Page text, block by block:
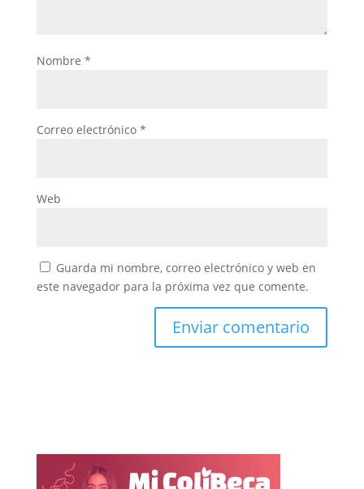
Nombre *
Correo electrónico *
Web
Guarda mi nombre, correo electrónico y web en
este navegador para la próxima vez que comente.